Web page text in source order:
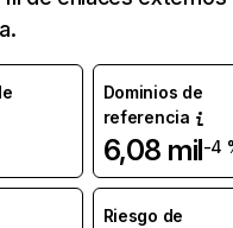
Dominios de
referencia
6,08 mil-4
Riesgo de